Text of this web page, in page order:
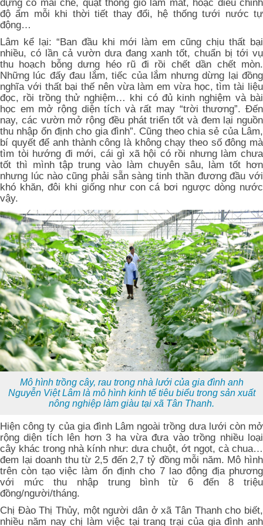
dựng có mái che, quạt thông gió làm mát, hoặc điều chỉnh
độ ẩm mỗi khi thời tiết thay đổi, hệ thống tưới nước tự
động…
Lâm kể lại: “Ban đầu khi mới làm em cũng chịu thất bại
nhiều, có lần cả vườn dưa đang xanh tốt, chuẩn bị tới vụ
thu hoạch bỗng dưng héo rũ đi rồi chết dần chết mòn.
Những lúc đấy đau lắm, tiếc của lắm nhưng dừng lại đồng
nghĩa với thất bại thế nên vừa làm em vừa học, tìm tài liệu
đọc, rồi trồng thử nghiệm… khi có đủ kinh nghiệm và bài
học em mở rộng diện tích và rất may “trời thương”. Đến
nay, các vườn mở rộng đều phát triển tốt và đem lại nguồn
thu nhập ổn định cho gia đình”. Cũng theo chia sẻ của Lâm,
bí quyết để anh thành công là không chạy theo số đông mà
tìm tòi hướng đi mới, cái gì xã hội có rồi nhưng làm chưa
tốt thì mình tập trung vào làm chuyên sâu, làm tốt hơn
nhưng lúc nào cũng phải sẵn sàng tinh thần đương đầu với
khó khăn, đôi khi giống như con cá bơi ngược dòng nước
vậy.
Mô hình trồng cây, rau trong nhà lưới của gia đình anh
Nguyễn Việt Lâm là mô hình kinh tế tiêu biểu trong sản xuất
nông nghiệp làm giàu tại xã Tân Thanh.
Hiện công ty của gia đình Lâm ngoài trồng dưa lưới còn mở
rộng diện tích lên hơn 3 ha vừa đưa vào trồng nhiều loại
cây khác trong nhà kính như: dưa chuột, ớt ngọt, cà chua…
đem lại doanh thu từ 2,5 đến 2,7 tỷ đồng mỗi năm. Mô hình
trên còn tạo việc làm ổn định cho 7 lao động địa phương
với mức thu nhập trung bình từ 6 đến 8 triệu
đồng/người/tháng.
Chị Đào Thị Thủy, một người dân ở xã Tân Thanh cho biết,
nhiều năm nay chị làm việc tại trang trại của gia đình anh